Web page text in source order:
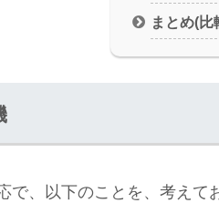
まとめ(比
で、以下のことを、考えて